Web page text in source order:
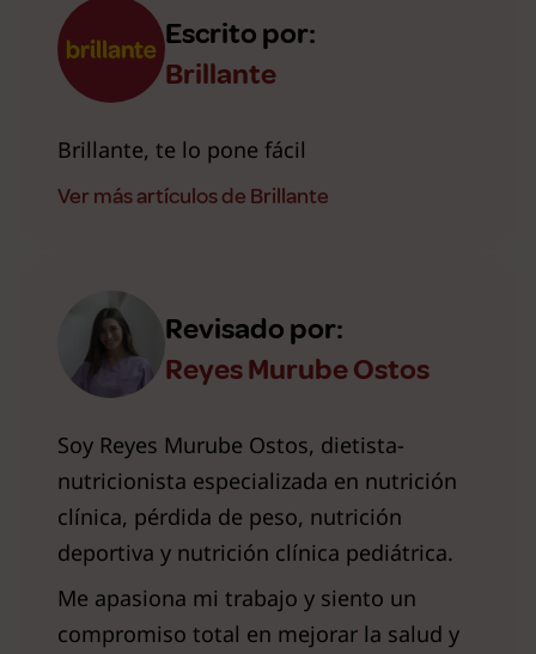
Escrito por:
Brillante
Brillante, te lo pone fácil
Ver más artículos de Brillante
Revisado por:
Reyes Murube Ostos
Soy Reyes Murube Ostos, dietista-
nutricionista especializada en nutrición
clínica, pérdida de peso, nutrición
deportiva y nutrición clínica pediátrica.
Me apasiona mi trabajo y siento un
compromiso total en mejorar la salud y